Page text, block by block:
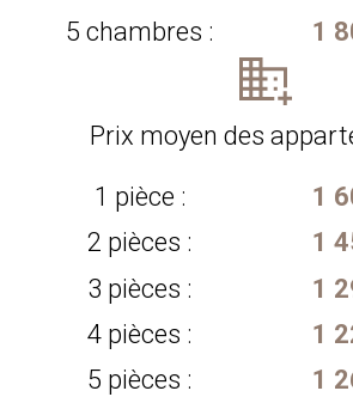
5 chambres : 1
Prix moyen des
1 pièce : 1
2 pièces : 1
3 pièces : 1
4 pièces : 1
5 pièces : 1